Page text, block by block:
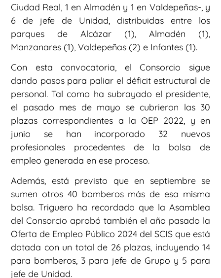
Ciudad Real, 1 en Almadén y 1 en Valdepeñas-, y
6 de jefe de Unidad, distribuidas entre los
parques de Alcázar (1), Almadén (1),
Manzanares (1), Valdepeñas (2) e Infantes (1).
Con esta convocatoria, el Consorcio sigue
dando pasos para paliar el déficit estructural de
personal. Tal como ha subrayado el presidente,
el pasado mes de mayo se cubrieron las 30
plazas correspondientes a la OEP 2022, y en
junio se han incorporado 32 nuevos
profesionales procedentes de la bolsa de
empleo generada en ese proceso.
Además, está previsto que en septiembre se
sumen otros 40 bomberos más de esa misma
bolsa. Triguero ha recordado que la Asamblea
del Consorcio aprobó también el año pasado la
Oferta de Empleo Público 2024 del SCIS que está
dotada con un total de 26 plazas, incluyendo 14
para bomberos, 3 para jefe de Grupo y 5 para
jefe de Unidad.